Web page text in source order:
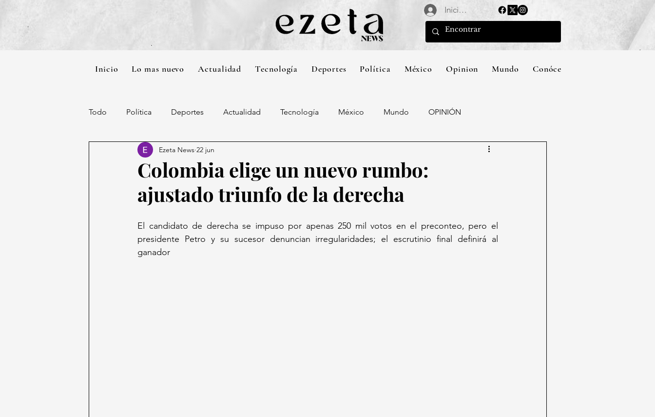
Iniciar sesión
Inicio Lo mas nuevo Actualidad Tecnología Deportes Política México Opinion Mundo Conócenos
Todo Política Deportes Actualidad Tecnología México Mundo OPINIÓN
Colombia elige un nuevo rumbo:
ajustado triunfo de la derecha
Ezeta News 22 jun
El candidato de derecha se impuso por apenas 250 mil votos en el preconteo, pero el
presidente Petro y su sucesor denuncian irregularidades; el escrutinio final definirá al
ganador